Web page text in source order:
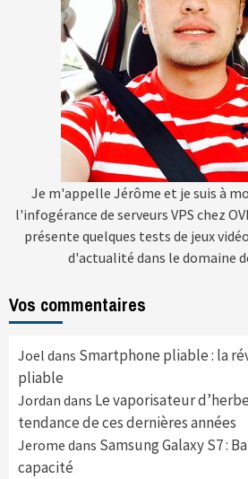
Je m'appelle Jérôme et je suis à
l'infogérance de serveurs VPS chez
présente quelques tests de jeux
d'actualité dans le domaine
Vos commentaires
Joel dans Smartphone pliable : la
pliable
Jordan dans Le vaporisateur
tendance de ces dernières années
Jerome dans Samsung Galaxy S7 :
capacité